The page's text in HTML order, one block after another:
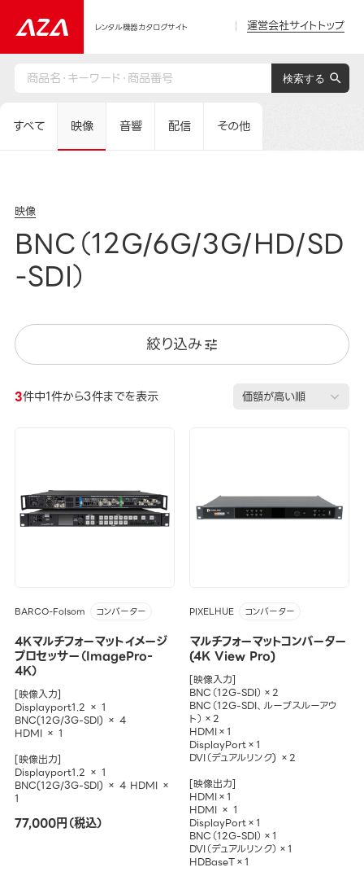
レンタル機器カタログサイト 運営会社サイトトップ
すべて 映像 音響 配信 その他
映像
BNC（12G/6G/3G/HD/SD
-SDI）
絞り込み
3件中1件から3件までを表示
BARCO-Folsom コンバーター
4Kマルチフォーマットイメージ
プロセッサー（ImagePro-
4K）
[映像入力]
Displayport1.2 × 1
BNC(12G/3G-SDI) × 4
HDMI × 1
[映像出力]
Displayport1.2 × 1
BNC(12G/3G-SDI) × 4 HDMI ×
1
77,000円（税込）
PIXELHUE コンバーター
マルチフォーマットコンバーター
(4K View Pro)
[映像入力]
BNC（12G-SDI）×2
BNC（12G-SDI、ループスルーアウ
ト）×2
HDMI×1
DisplayPort×1
DVI（デュアルリンク) ×2
[映像出力]
HDMI×1
HDMI × 1
DisplayPort×1
BNC（12G-SDI）×1
DVI（デュアルリンク）×1
HDBaseT×1